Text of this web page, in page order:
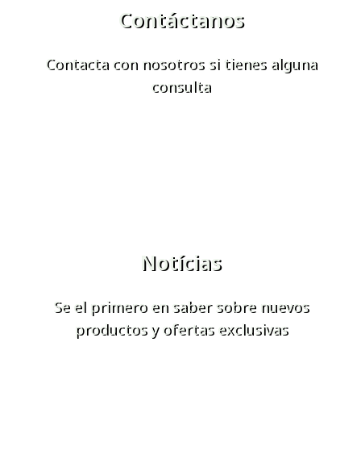
Contáctanos
Contacta con nosotros si tienes alguna
consulta
Notícias
Se el primero en saber sobre nuevos
productos y ofertas exclusivas